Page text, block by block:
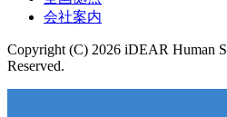
会社案内
Copyright (C) 2026 iDEAR Human
Reserved.